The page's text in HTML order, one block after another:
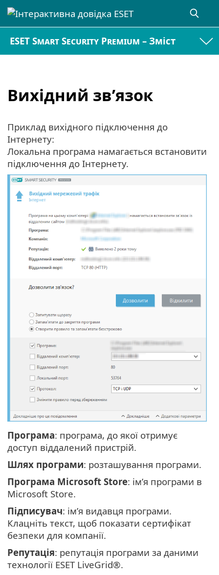
ESET Smart Security Premium – Зміст
Вихідний зв’язок
Приклад вихідного підключення до
Інтернету:
Локальна програма намагається встановити
підключення до Інтернету.
Програма: програма, до якої отримує
доступ віддалений пристрій.
Шлях програми: розташування програми.
Програма Microsoft Store: ім’я програми в
Microsoft Store.
Підписувач: ім’я видавця програми.
Клацніть текст, щоб показати сертифікат
безпеки для компанії.
Репутація: репутація програми за даними
технології ESET LiveGrid®.